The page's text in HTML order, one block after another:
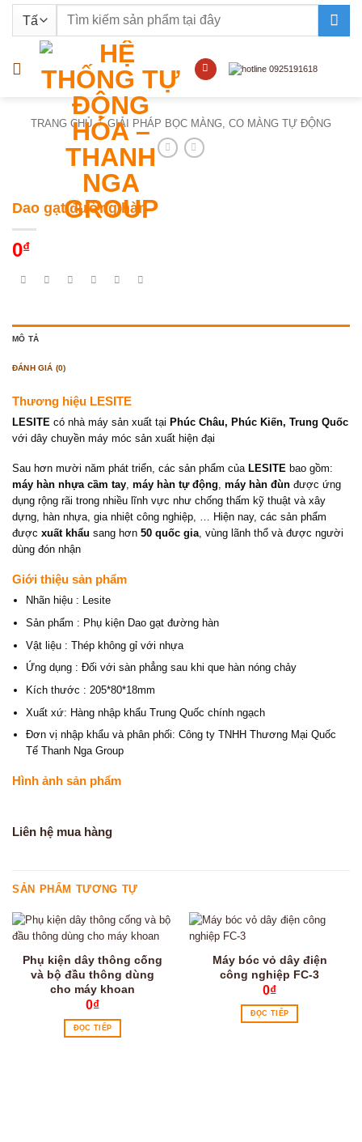
nội
Tìm
TRANG CHỦ / GIẢI PHÁP BỌC MÀNG, CO MÀNG TỰ ĐỘNG
Dao gạt đường hàn
0₫
MÔ TẢ
ĐÁNH GIÁ (0)
Thương hiệu LESITE
LESITE có nhà máy sản xuất tại Phúc Châu, Phúc Kiến, Trung Quốc
với dây chuyền máy móc sản xuất hiện đại
Sau hơn mười năm phát triển, các sản phẩm của LESITE bao gồm:
máy hàn nhựa cầm tay máy hàn tự động máy hàn đùn được ứng
dụng rộng rãi trong nhiều lĩnh vực như chống thấm kỹ thuật và xây
dựng, hàn nhựa, gia nhiệt công nghiệp, … Hiện nay, các sản phẩm
được xuất khẩu sang hơn 50 quốc gia , vùng lãnh thổ và được người
dùng đón nhận
Giới thiệu sản phẩm
Nhãn hiệu : Lesite
Sản phẩm : Phụ kiện Dao gạt đường hàn
Vật liệu : Thép không gỉ với nhựa
Ứng dụng : Đối với sàn phẳng sau khi que hàn nóng chảy
Kích thước : 205*80*18mm
Xuất xứ: Hàng nhập khẩu Trung Quốc chính ngạch
Đơn vị nhập khẩu và phân phối: Công ty TNHH Thương Mại Quốc
Tế Thanh Nga Group
Hình ảnh sản phẩm
Liên hệ mua hàng
SẢN PHẨM TƯƠNG TỰ
Phụ kiện dây thông cống
và bộ đầu thông dùng
cho máy khoan
0₫
ĐỌC TIẾP
Máy bóc vỏ dây điện
công nghiệp FC-3
0₫
ĐỌC TIẾP